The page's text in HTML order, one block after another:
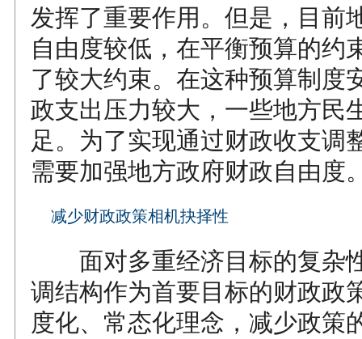
发挥了重要作用。但是，目前
自由度较低，在平衡预算的约
了较大约束。在这种预算制度
政支出压力较大，一些地方民
足。为了实现通过财政收支调
需要加强地方政府财政自由度
减少财政政策相机抉择性
面对多重经济目标的复杂
调结构作为首要目标的财政政
度化、常态化理念，减少政策